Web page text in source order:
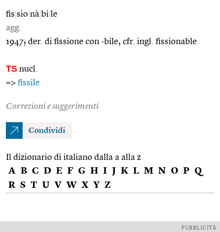
fis sio nà bi le
agg.
1947; der. di fissione con -bile, cfr. ingl. fissionable.
TS nucl.
=> fissile
Correzioni e suggerimenti
Condividi
Il dizionario di italiano dalla a alla z
A B C D E F G H I J K L M N O P Q
R S T U V W X Y Z
PUBBLICITÀ